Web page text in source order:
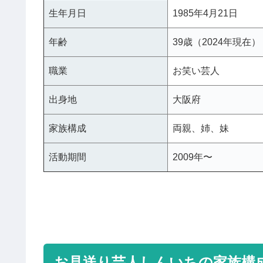
生年月日 1985年4月21日
年齢 39歳（2024年現在）
職業 お笑い芸人
出身地 大阪府
家族構成 両親、姉、妹
活動期間 2009年〜